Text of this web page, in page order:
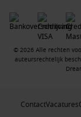
© 2026 Alle rechten
auteursrechtelijk
ContactVacatures